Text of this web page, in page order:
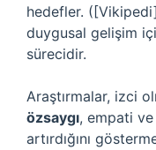
hedefler.
duygusal gelişim
sürecidir.
Araştırmalar, izci
özsaygı, empati
artırdığını